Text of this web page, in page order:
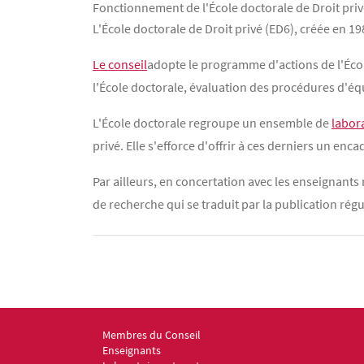
Fonctionnement de l'École doctorale de Droit
Texte
L'École doctorale de Droit privé (ED6), créée en
Le conseiladopte le programme d'actions de
l'École doctorale, évaluation des procédures
L'École doctorale regroupe un ensemble de
privé. Elle s'efforce d'offrir à ces derniers un
Par ailleurs, en concertation avec les
de recherche qui se traduit par la publication
Menu footer ED6 1
Membres du Conseil
Enseignants